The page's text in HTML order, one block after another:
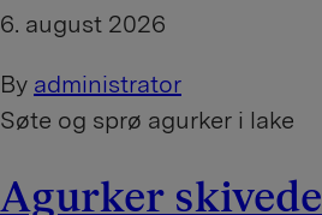
6. august 2026
By administrator
Søte og sprø agurker i lake
Agurker skivede